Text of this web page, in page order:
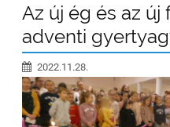
Az új ég és az új
adventi
2022.11.28.